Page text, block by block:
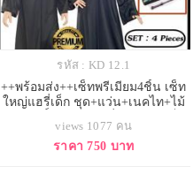
รหัส : KD 12.1
++พร้อมส่ง++เซ็ทพรีเมียม4ชิ้น เซ็ท
ใหญ่แฮรี่เด็ก ชุด+แว่น+เนคไท+ไม้
บ้านกริฟฟินดอร์
views 1077 คน
ราคา 750 บาท